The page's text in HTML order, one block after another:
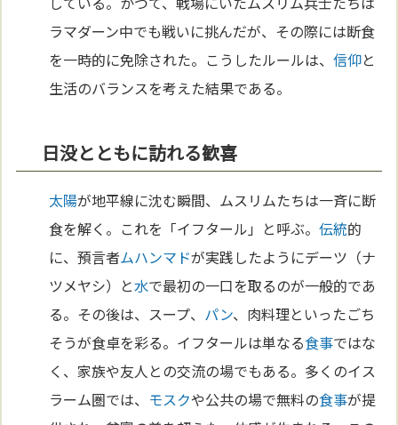
ラマダーン中でも戦いに挑んだが、その際には断食
を一時的に免除された。こうしたルールは、信仰と
生活のバランスを考えた結果である。
日没とともに訪れる歓喜
太陽が地平線に沈む瞬間、ムスリムたちは一斉に断
食を解く。これを「イフタール」と呼ぶ。伝統的
に、預言者ムハンマドが実践したようにデーツ（ナ
ツメヤシ）と水で最初の一口を取るのが一般的であ
る。その後は、スープ、 パン、肉料理といったごち
そうが食卓を彩る。イフタールは単なる食事ではな
く、家族や友人との交流の場でもある。多くのイス
ラーム圏では、 モスクや公共の場で無料の食事が提